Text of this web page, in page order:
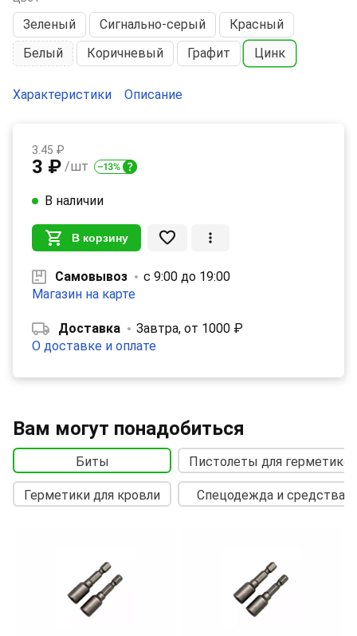
Зеленый Сигнально-серый
Красный
Белый
Коричневый Графит Цинк
Характеристики Описание
3.45 ₽
3 ₽ /шт
В наличии
В корзину
Самовывоз
с 9:00 до 19:00
Магазин на карте
Доставка
Завтра, от 1000 ₽
О доставке и оплате
Вам могут понадобиться
Биты
Герметики для кровли
Пистолеты для
Спецодежда и средства